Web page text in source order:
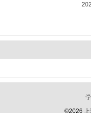
©2026